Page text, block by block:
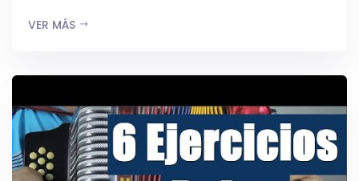
VER MÁS